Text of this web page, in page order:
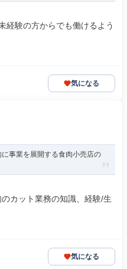
経験の方からでも働けるよう
気になる
事業を展開する食肉小売店の
カット業務の知識、経験/生
気になる